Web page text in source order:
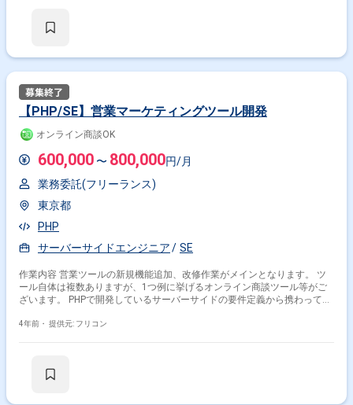
【PHP/SE】営業マーケティングツール開発
オンライン商談OK
600,000 〜 800,000円/月
業務委託(フリーランス)
東京都
PHP
サーバーサイドエンジニア
SE
作業内容 営業ツールの新規機能追加、改修作業がメインとなります。 ツ
ール自体は複数ありますが、1つ例に挙げるオンライン商談ツール等がご
ざいます。 PHPで開発しているサーバーサイドの要件定義から携わってい
4年前・ 提供元: フリコン
その他の条件で検索する
その他開発言語・スキルから探す
JavaScript
MySQL AWS
サーバーサイドエンジニア
フロントエンドエンジニア
PM